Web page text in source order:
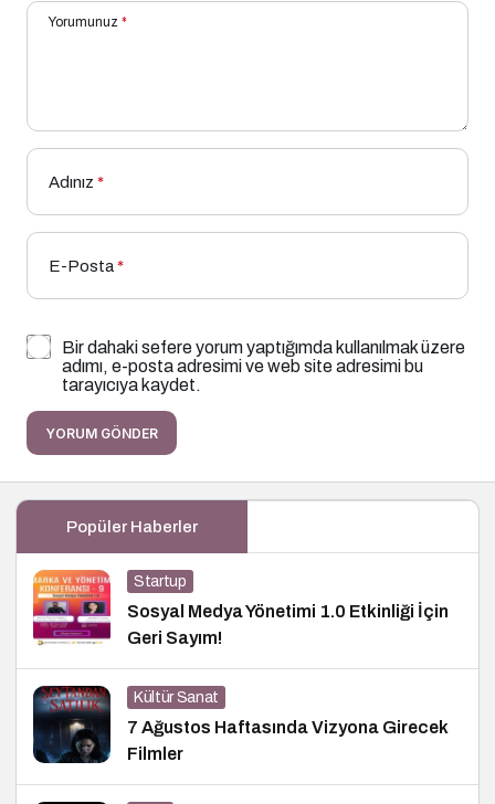
Yorumunuz *
Adınız *
E-Posta*
Bir dahaki sefere yorum yaptığımda kullanılmak üzere
adımı, e-posta adresimi ve web site adresimi bu
tarayıcıya kaydet.
YORUM GÖNDER
Popüler Haberler
Startup
Sosyal Medya Yönetimi 1.0 Etkinliği İçin
Geri Sayım!
Kültür Sanat
7 Ağustos Haftasında Vizyona Girecek
Filmler